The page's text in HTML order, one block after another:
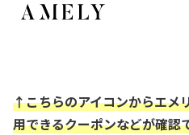
↑こちらのアイコンからエメ
用できるクーポンなどが確認